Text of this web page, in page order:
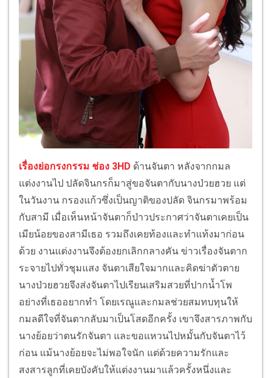
เรื่องย่อกรงกรรม ช่อง 3HD ด้านจันตา หลังจากกมล
แต่งงานไป ปลัดจินกรก็มาสู่ขอจันตากับนางป่วยฮวย แต่
ในวันงาน กรองแก้วซึ่งเป็นญาติของปลัด จินกรมาพร้อม
กับสามี เมื่อเห็นหน้าจันตาก็ป่าวประกาศว่าจันตาเคยเป็น
เมียน้อยของสามีเธอ รวมถึงเคยท้องและทำแท้งมาก่อน
ด้วย งานแต่งงานจึงต้องยกเลิกกลางคัน ข่าวเรื่องจันตาก
ระจายไปทั่วชุมแสง จันตาเสียใจมากและคิดฆ่าตัวตาย
นางป่วยฮวยจึงส่งจันตาไปเรียนเสริมสวยที่ปากน้ำโพ
อย่างที่เธออยากทำ โดยเรณูและกมลช่วยสมทบทุนให้
กมลดีใจที่จันตากลับมาเป็นโสดอีกครั้ง เขาจึงสารภาพกับ
นางย้อยว่าตนรักจันตา และขอแหวนไปหมั้นกับจันตาไว้
ก่อน แม้นางย้อยจะไม่พอใจนัก แต่ด้วยความรักและ
สงสารลูกที่เคยบังคับให้แต่งงานมาแล้วครั้งหนึ่งและ